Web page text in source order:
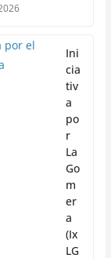
Ini
cia
tiv
a
po
r
La
Go
m
er
a
(Ix
LG